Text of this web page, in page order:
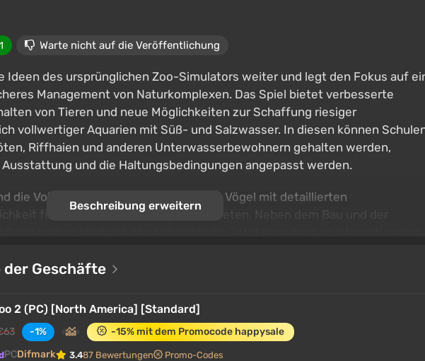
1 Warte nicht auf die Veröffentlichung
Ideen des ursprünglichen Zoo-Simulators weiter und legt den Fokus auf
Management von Naturkomplexen. Das Spiel bietet verbesserte
von Tieren und neue Möglichkeiten zur Schaffung riesiger
vollwertiger Aquarien mit Süß- und Salzwasser. In diesen können
Riffhaien und anderen Unterwasserbewohnern gehalten werden,
und die Haltungsbedingungen angepasst werden.
die Volieren – geräumige Bereiche für Vögel mit detaillierten
für Besucher, die Gehege zu betreten. Neben dem Bau und der
nicht nur Wert auf die Schaffung eines schönen Parks, sondern auch auf
Beschreibung erweitern
Geschäfte
2 (PC) [North America] [Standard]
-1% -15% mit dem Promocode happysale
PCDifmark 3.487 Bewertungen Promo-Codes